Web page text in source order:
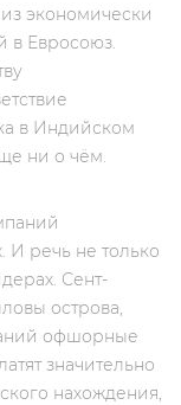
экономически
в Евросоюз.
в Индийском
ни о чём.
И речь не только
Сент-
острова,
офшорные
значительно
нахождения,